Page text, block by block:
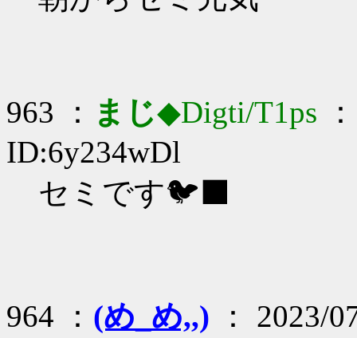
963 ： まじ◆Digti/T1ps
ID:6y234wDl
セミです🐦‍⬛
964 ： (め_め,,) ： 2023/